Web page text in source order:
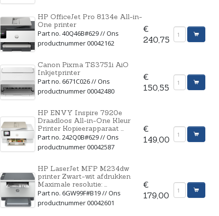
HP OfficeJet Pro 8134e All-in-
One printer
Part no. 40Q46B#629 // Ons
productnummer 00042162
€
240,75
Canon Pixma TS3751i AiO
Inkjetprinter
Part no. 6671C026 // Ons
productnummer 00042480
€
150,55
HP ENVY Inspire 7920e
Draadloos All-in-One Kleur
Printer Kopieerapparaat ...
Part no. 242Q0B#629 // Ons
productnummer 00042587
€
149,00
HP LaserJet MFP M234dw
printer Zwart-wit afdrukken
Maximale resolutie: ...
Part no. 6GW99F#B19 // Ons
productnummer 00042601
€
179,00